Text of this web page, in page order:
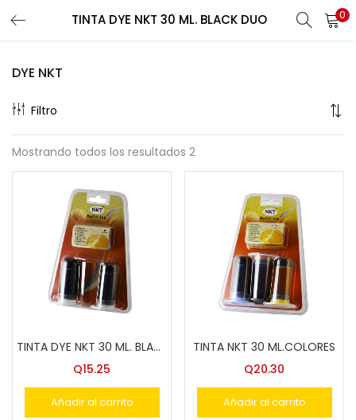
TINTA DYE NKT 30 ML. BLACK DUO 0
Buscar
LOGIN REGISTER
Enter your username and password to login.
Remember me
DYE NKT
Filtro
Mostrando todos los resultados 2
TINTA DYE NKT 30 ML. BLACK DUO
Q15.25
Añadir al carrito
TINTA NKT 30 ML.COLORES
Q20.30
Añadir al carrito